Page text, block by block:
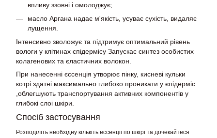
впливу ззовні і омолоджує;
масло Аргана надає м'якість, усуває сухість, видаляє
лущення.
Інтенсивно зволожує та підтримує оптимальний рівень
вологи у клітинах єпідермісу Запускає синтез особистих
колагенових та єластичних волокон.
При нанесенні єссенція утворює пінку, кисневі кульки
котрі здатні максимально глибоко проникати у єпідерміс
,облегшують транспортування активних компонентів у
глибокі слоі шкіри.
Спосіб застосування
Розподіліть необхідну кількіть ессенціі по шкірі та дочекайтеся